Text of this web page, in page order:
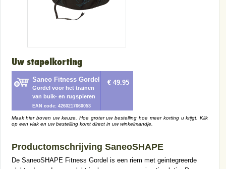
Uw stapelkorting
Saneo Fitness Gordel
Gordel voor het trainen
van buik- en rugspieren
EAN code: 4260217660053
€ 49.95
Maak hier boven uw keuze. Hoe groter uw bestelling hoe meer korting u krijgt. Klik
op een vlak en uw bestelling komt direct in uw winkelmandje.
Productomschrijving SaneoSHAPE
De SaneoSHAPE Fitness Gordel is een riem met geintegreerde